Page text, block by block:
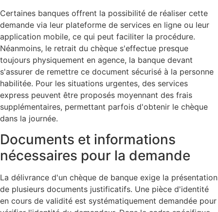
Certaines banques offrent la possibilité de réaliser cette
demande via leur plateforme de services en ligne ou leur
application mobile, ce qui peut faciliter la procédure.
Néanmoins, le retrait du chèque s'effectue presque
toujours physiquement en agence, la banque devant
s'assurer de remettre ce document sécurisé à la personne
habilitée. Pour les situations urgentes, des services
express peuvent être proposés moyennant des frais
supplémentaires, permettant parfois d'obtenir le chèque
dans la journée.
Documents et informations
nécessaires pour la demande
La délivrance d'un chèque de banque exige la présentation
de plusieurs documents justificatifs. Une pièce d'identité
en cours de validité est systématiquement demandée pour